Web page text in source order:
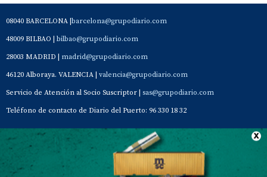
08040 BARCELONA | barcelona@grupodiario.com
48009 BILBAO | bilbao@grupodiario.com
28003 MADRID | madrid@grupodiario.com
46120 Alboraya. VALENCIA | valencia@grupodiario.com
Servicio de Atención al Socio Suscriptor | sas@grupodiario.com
Teléfono de contacto de Diario del Puerto: 96 330 18 32
Contacto Aviso Legal Quiénes somos Política de privacidad